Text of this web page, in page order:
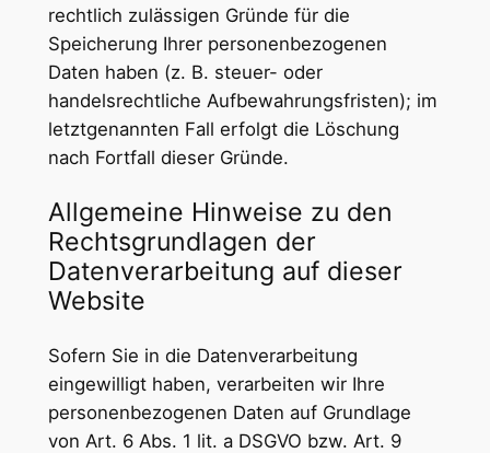
rechtlich zulässigen Gründe für die
Speicherung Ihrer personenbezogenen
Daten haben (z. B. steuer- oder
handelsrechtliche Aufbewahrungsfristen); im
letztgenannten Fall erfolgt die Löschung
nach Fortfall dieser Gründe.
Allgemeine Hinweise zu den
Rechtsgrundlagen der
Datenverarbeitung auf dieser
Website
Sofern Sie in die Datenverarbeitung
eingewilligt haben, verarbeiten wir Ihre
personenbezogenen Daten auf Grundlage
von Art. 6 Abs. 1 lit. a DSGVO bzw. Art. 9